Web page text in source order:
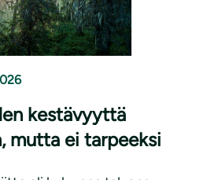
kestävyyttä
mutta ei tarpeeksi